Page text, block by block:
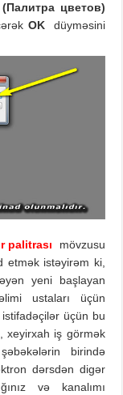
(Палитра цветов)
OKdüyməsini
palitrası
mövzusu
etmək istəyirəm ki,
yeni başlayan
ustaları üçün
üçün bu
xeyirxah iş görmək
birində
dərsdən digər
və kanalımı